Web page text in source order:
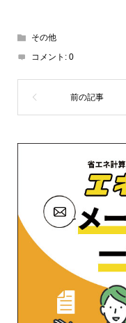
その他
コメント: 0